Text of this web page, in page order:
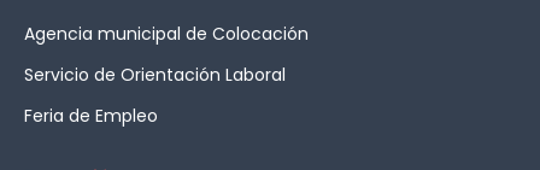
Agencia municipal de Colocación
Servicio de Orientación Laboral
Feria de Empleo